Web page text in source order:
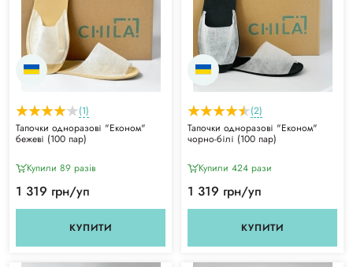
(1)
Тапочки одноразові "Економ"
бежеві (100 пар)
Купили 89 разiв
1 319 грн/уп
КУПИТИ
(2)
Тапочки одноразові "Економ"
чорно-білі (100 пар)
Купили 424 рази
1 319 грн/уп
КУПИТИ